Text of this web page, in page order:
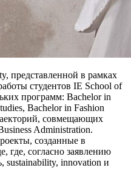
представленной в рамках
студентов IE School of
программ: Bachelor in
Bachelor in Fashion
совмещающих
Administration.
созданные в
где, согласно заявлению
sustainability, innovation и